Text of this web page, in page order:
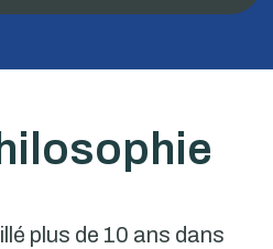
plus de 10 ans dans